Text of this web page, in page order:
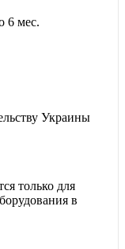
6 мес.
Украины
только для
в